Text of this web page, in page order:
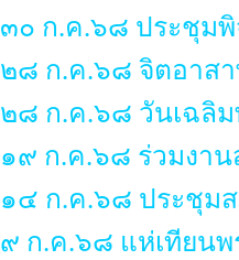
๓๐ ก.ค.๖๘ ประชุม
๒๘ ก.ค.๖๘ จิตอาส
๒๘ ก.ค.๖๘ วันเฉลิม
๑๙ ก.ค.๖๘ ร่วมงา
๑๔ ก.ค.๖๘ ประชุม
๙ ก.ค.๖๘ แห่เทียน